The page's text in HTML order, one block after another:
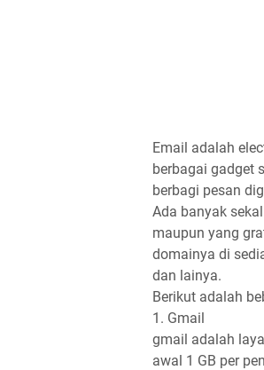
Email adalah
berbagai gadget
berbagi pesan
Ada banyak
maupun yang
domainya di
dan lainya.
Berikut adalah
1. Gmail
gmail adalah
awal 1 GB per